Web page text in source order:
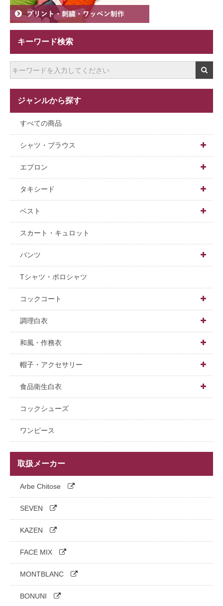
キーワード検索
ジャンルから探す
すべての商品
シャツ・ブラウス 
男女兼用
男性用
女性用
長袖
半袖
五分袖
七分袖
八分袖
和風
エプロン 
ショート
ミドル
ロング
胸付
和風
調理・衛生
タキシード 
男性用
女性用
ジャケット 
男性用
女性用
パンツ
男性用
女性用
スカート
ベスト 
男女兼用
男性用
女性用
スカート・キュロット
パンツ 
男女兼用
男性用
女性用
調理
衛生
和風
Tシャツ・ポロシャツ
コックコート 
スタンダード
デザイン
カラー
コックシャツ
長袖
半袖
五分袖
六分袖
七分袖
調理白衣 
男女兼用
男性用
女性用
長袖
半袖
七分袖
ハッピタイプ
和風・作務衣 
男女兼用上着
女性用上着
パンツ・スカート
エプロン
小物
帽子・アクセサリー
帽子・アクセサリー 
ホール用帽子
調理用・衛生キャップ
小物
食品衛生白衣 
長袖上着
半袖上着
インナー
パンツ
エプロン
帽子
消耗品・小物・ヘアネット
シューズ
コックシューズ
ワンピース
取扱メーカー
Arbe Chitose
SEVEN
KAZEN
FACE MIX
MONTBLANC
BONUNI